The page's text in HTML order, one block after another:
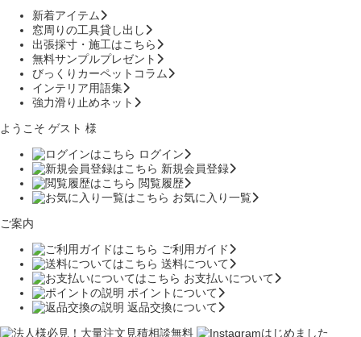
新着アイテム
窓周りの工具貸し出し
出張採寸・施工はこちら
無料サンプルプレゼント
びっくりカーペットコラム
インテリア用語集
強力滑り止めネット
ようこそ ゲスト 様
ログイン
新規会員登録
閲覧履歴
お気に入り一覧
ご案内
ご利用ガイド
送料について
お支払いについて
ポイントについて
返品交換について